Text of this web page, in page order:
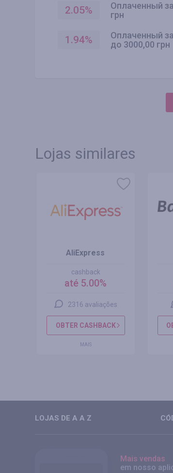
2.05%
Оплаченный
грн
1.94%
Оплаченный
до 3000,00 грн
Lojas similares
AliExpress
cashback
até 5.00%
2316 avaliações
OBTER CASHBACK
MAIS
LOJAS DE A A Z
Mais vendas
em nosso